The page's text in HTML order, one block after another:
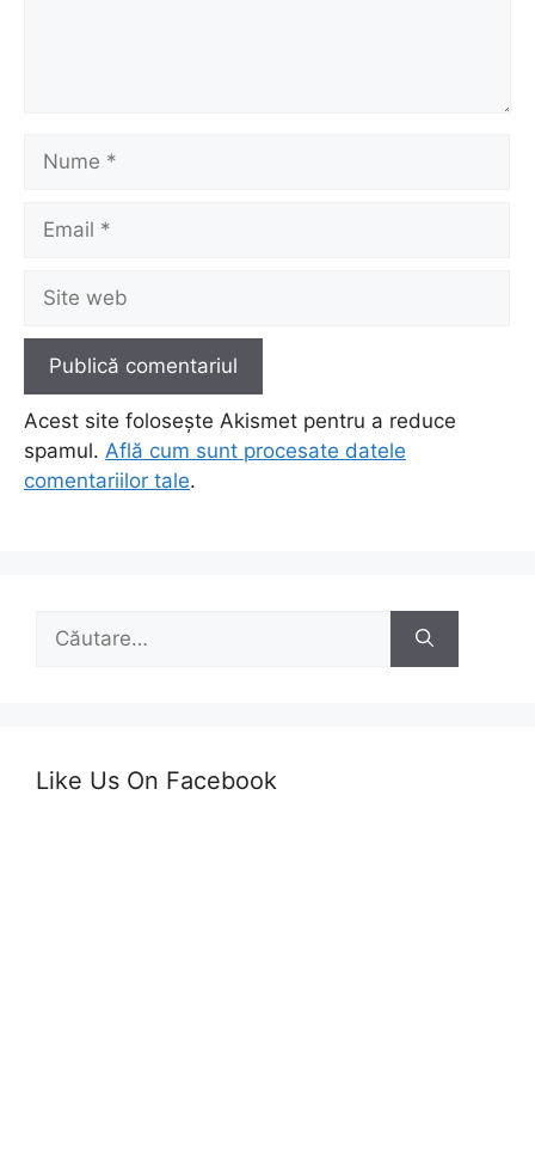
Nume
Email
Site
web
Acest site folosește Akismet pentru a reduce
spamul. Află cum sunt procesate datele
comentariilor tale.
după:
Like Us On Facebook